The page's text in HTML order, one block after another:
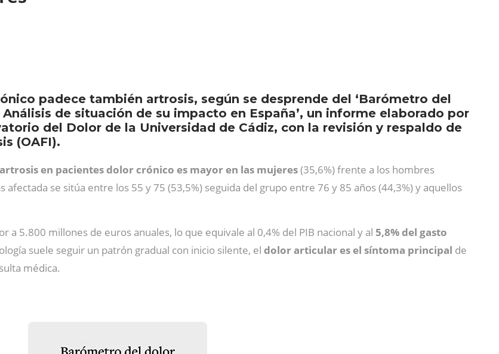
padece también artrosis, según se desprende del ‘Barómetro del
de situación de su impacto en España’, un informe elaborado por
del Dolor de la Universidad de Cádiz, con la revisión y respaldo de
(OAFI).
en pacientes dolor crónico es mayor en las mujeres(35,6%) frente a los hombres
afectada se sitúa entre los 55 y 75 (53,5%) seguida del grupo entre 76 y 85 años (44,3%) y aquellos
a 5.800 millones de euros anuales, lo que equivale al 0,4% del PIB nacional y al 5,8% del gasto
suele seguir un patrón gradual con inicio silente, el dolor articular es el síntoma principal de
médica.